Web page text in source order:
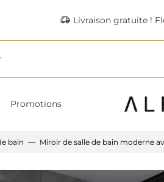
delivery_truck_speed Livraison gratuite !
Promotions
bain Miroir de salle de bain moderne